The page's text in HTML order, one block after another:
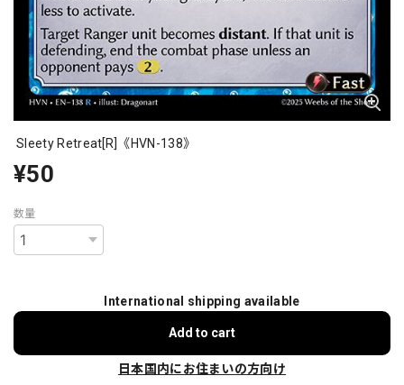
Sleety Retreat[R]《HVN-138》
¥50
数量
International shipping available
Add to cart
日本国内にお住まいの方向け